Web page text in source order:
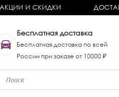
АКЦИИ И СКИДКИ
Бесплатная доставка
Бесплатная доставка по всей
России при заказе от 10000 ₽